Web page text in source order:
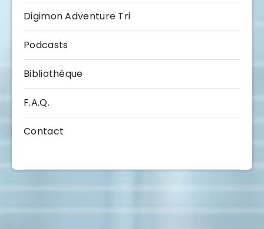
Digimon Adventure Tri
Podcasts
Bibliothèque
F.A.Q.
Contact